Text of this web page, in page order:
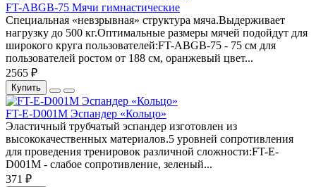
FT-ABGB-75 Мячи гимнастические
Специальная «невзрывная» структура мяча.Выдерживает
нагрузку до 500 кг.Оптимальные размеры мячей подойдут для
широкого круга пользователей:FT-ABGB-75 - 75 см для
пользователей ростом от 188 см, оранжевый цвет...
2565 ₽
Купить
FT-E-D001M Эспандер «Кольцо»
Эластичный трубчатый эспандер изготовлен из
высококачественных материалов.5 уровней сопротивления
для проведения тренировок различной сложности:FT-E-
D001M - слабое сопротивление, зеленый...
371 ₽